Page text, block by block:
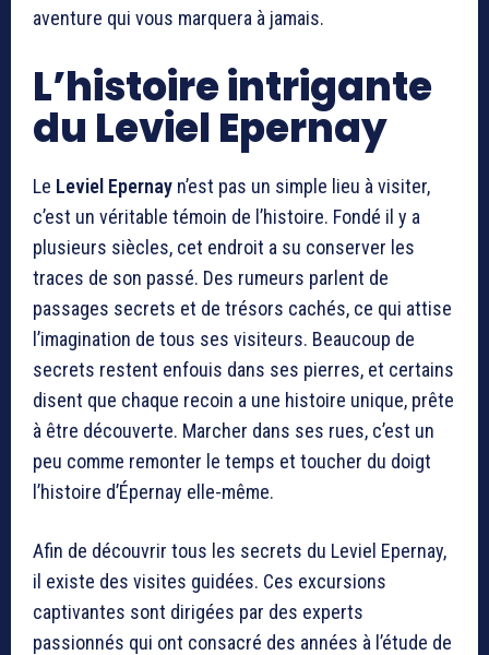
aventure qui vous marquera à jamais.
L’histoire intrigante
du Leviel Epernay
Le Leviel Epernay n’est pas un simple lieu à visiter,
c’est un véritable témoin de l’histoire. Fondé il y a
plusieurs siècles, cet endroit a su conserver les
traces de son passé. Des rumeurs parlent de
passages secrets et de trésors cachés, ce qui attise
l’imagination de tous ses visiteurs. Beaucoup de
secrets restent enfouis dans ses pierres, et certains
disent que chaque recoin a une histoire unique, prête
à être découverte. Marcher dans ses rues, c’est un
peu comme remonter le temps et toucher du doigt
l’histoire d’Épernay elle-même.
Afin de découvrir tous les secrets du Leviel Epernay,
il existe des visites guidées. Ces excursions
captivantes sont dirigées par des experts
passionnés qui ont consacré des années à l’étude de